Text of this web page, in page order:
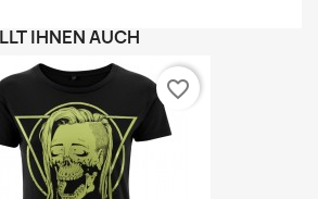
IHNEN AUCH
favorite_border